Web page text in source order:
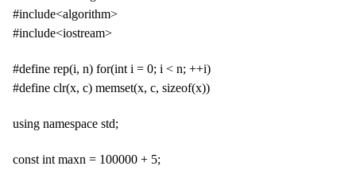
#include<algorithm>
#include<iostream>
#define rep(i, n) for(int i = 0; i < n; ++i)
#define clr(x, c) memset(x, c, sizeof(x))
using namespace std;
const int maxn = 100000 + 5;